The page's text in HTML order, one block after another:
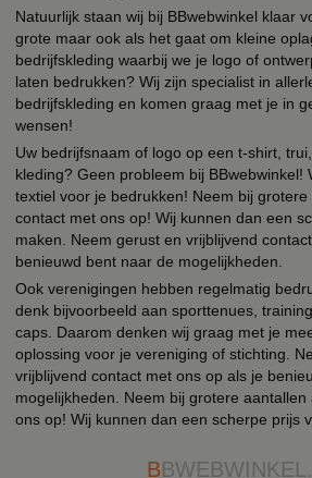
Natuurlijk staan wij bij BBwebwinkel klaar
grote maar ook als het gaat om kleine
bedrijfskleding waarbij we je logo of
laten bedrukken? Wij zijn specialist in
bedrijfskleding en komen graag met je in
wensen!
Uw bedrijfsnaam of logo op een t-shirt,
kleding? Geen probleem bij BBwebwinkel!
textiel voor je bedrukken! Neem bij
contact met ons op! Wij kunnen dan een
maken. Neem gerust en vrijblijvend
benieuwd bent naar de mogelijkheden.
Ook verenigingen hebben regelmatig
denk bijvoorbeeld aan sporttenues,
caps. Daarom denken wij graag met je
oplossing voor je vereniging of stichting.
vrijblijvend contact met ons op als je
mogelijkheden. Neem bij grotere
ons op! Wij kunnen dan een scherpe prijs
B